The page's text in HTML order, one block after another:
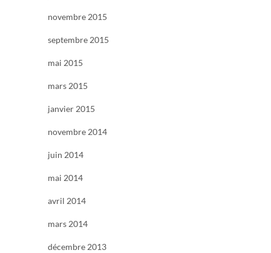
novembre 2015
septembre 2015
mai 2015
mars 2015
janvier 2015
novembre 2014
juin 2014
mai 2014
avril 2014
mars 2014
décembre 2013